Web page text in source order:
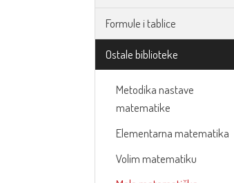
Formule i tablice
Ostale biblioteke
Metodika nastave
matematike
Elementarna matematika
Volim matematiku